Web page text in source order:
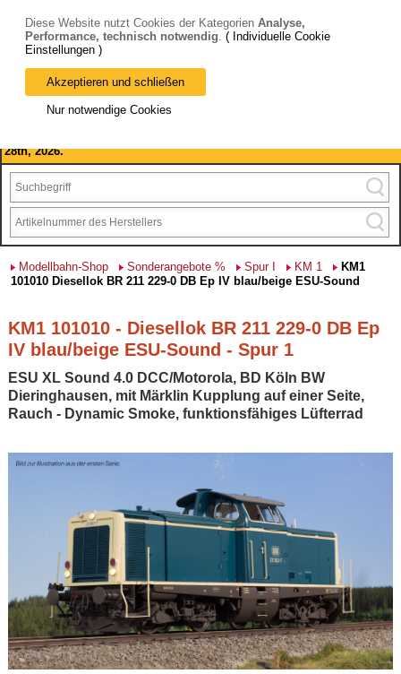
Bitte beachten Sie: wir machen Betriebsferien, vom 03. bis 28.
August 2026 haben wir geschlossen.
28th, 2026.
Modellbahn-Shop Sonderangebote % Spur I KM 1
KM1
101010 Diesellok BR 211 229-0 DB Ep IV blau/beige ESU-Sound
KM1 101010 - Diesellok BR 211 229-0 DB Ep
IV blau/beige ESU-Sound - Spur 1
ESU XL Sound 4.0 DCC/Motorola, BD Köln BW
Dieringhausen, mit Märklin Kupplung auf einer Seite,
Rauch - Dynamic Smoke, funktionsfähiges Lüfterrad
Diese Website nutzt Cookies der Kategorien Analyse,
Performance, technisch notwendig. ( Individuelle Cookie
Einstellungen )
Akzeptieren und schließen
Nur notwendige Cookies